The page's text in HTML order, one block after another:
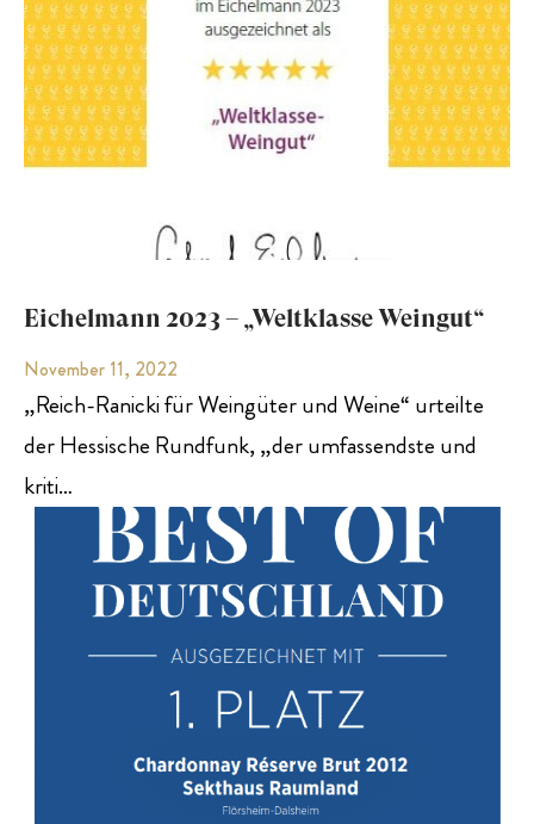
Eichelmann 2023 – „Weltklasse Weingut“
November 11, 2022
„Reich-Ranicki für Weingüter und Weine“ urteilte
der Hessische Rundfunk, „der umfassendste und
kriti…